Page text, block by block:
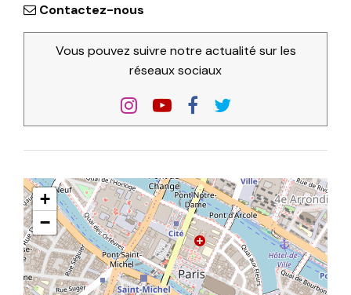
Contactez-nous
Vous pouvez suivre notre actualité sur les
réseaux sociaux
+
−